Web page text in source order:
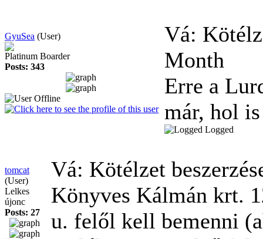
GyuSea (User)
Platinum Boarder
Posts: 343
Vá:
Month
Erre a
már, hol
Logged
tomcat
(User)
Lelkes
újonc
Posts: 27
Vá: Kötélzet
Könyves Kálmán krt.
u. felől kell bemenni